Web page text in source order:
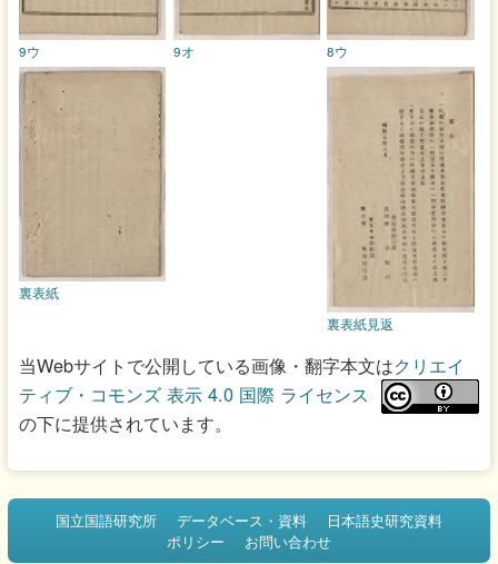
8ウ
9オ
9ウ
裏表紙見返
裏表紙
当Webサイトで公開している画像・翻字本文はクリエイ
ティブ・コモンズ 表示 4.0 国際 ライセンス
の下に提供されています。
国立国語研究所 データベース・資料
日本語史研究資料
ポリシー
お問い合わせ